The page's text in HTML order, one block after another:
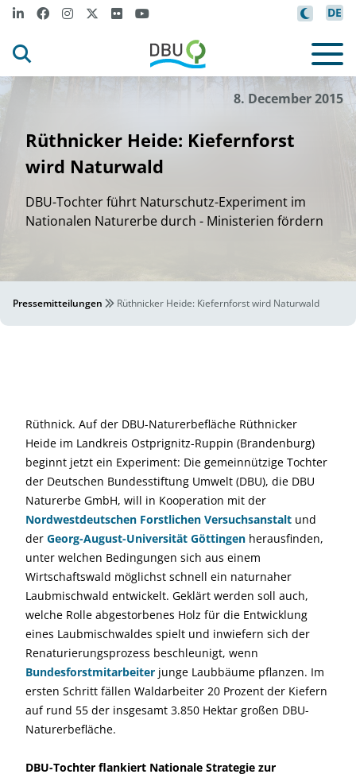
DE
8. December 2015
Rüthnicker Heide: Kiefernforst
wird Naturwald
DBU-Tochter führt Naturschutz-Experiment im
Nationalen Naturerbe durch - Ministerien fördern
Pressemitteilungen Rüthnicker Heide: Kiefernforst wird Naturwald
Rüthnick. Auf der DBU-Naturerbefläche Rüthnicker
Heide im Landkreis Ostprignitz-Ruppin (Brandenburg)
beginnt jetzt ein Experiment: Die gemeinnützige Tochter
der Deutschen Bundesstiftung Umwelt (DBU), die DBU
Naturerbe GmbH, will in Kooperation mit der
Nordwestdeutschen Forstlichen Versuchsanstalt und
der Georg-August-Universität Göttingen herausfinden,
unter welchen Bedingungen sich aus einem
Wirtschaftswald möglichst schnell ein naturnaher
Laubmischwald entwickelt. Geklärt werden soll auch,
welche Rolle abgestorbenes Holz für die Entwicklung
eines Laubmischwaldes spielt und inwiefern sich der
Renaturierungsprozess beschleunigt, wenn
Bundesforstmitarbeiter junge Laubbäume pflanzen. Im
ersten Schritt fällen Waldarbeiter 20 Prozent der Kiefern
auf rund 55 der insgesamt 3.850 Hektar großen DBU-
Naturerbefläche.
DBU-Tochter flankiert Nationale Strategie zur